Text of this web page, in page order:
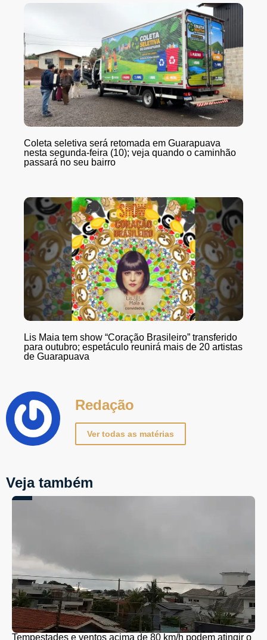
Coleta seletiva será retomada em Guarapuava
nesta segunda-feira (10); veja quando o caminhão
passará no seu bairro
Lis Maia tem show “Coração Brasileiro” transferido
para outubro; espetáculo reunirá mais de 20 artistas
de Guarapuava
Redação
Ver todas as matérias
Veja também
Tempestades e ventos acima de 80 km/h podem atingir o